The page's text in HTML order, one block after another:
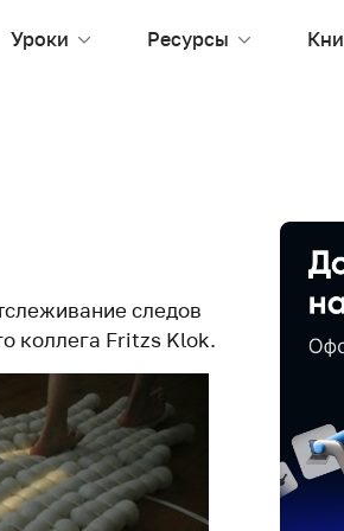
Уроки Ресурсы
следов
коллега Fritzs Klok.